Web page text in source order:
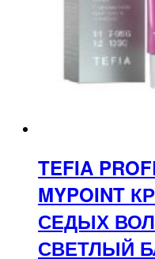
TEFIA
MYPOINT
СЕДЫХ
СВЕТЛЫЙ